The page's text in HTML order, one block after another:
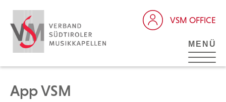
VSM OFFICE
MENÜ
App VSM